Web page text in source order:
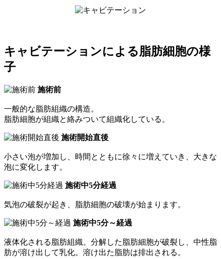
キャビテーションによる脂肪細胞の様
子
施術前
一般的な脂肪組織の構造。
脂肪細胞が組織と絡みついて組織化している。
施術開始直後
小さい泡が増加し、時間とともに徐々に増えていき、大きな
泡に変化します。
施術中5分経過
気泡の破裂が起き、脂肪細胞の破壊が始まります。
施術中5分～経過
液体化される脂肪組織。分解した脂肪細胞が破裂し、中性脂
肪が溶け出して乳化。溶け出た脂肪は排出される。